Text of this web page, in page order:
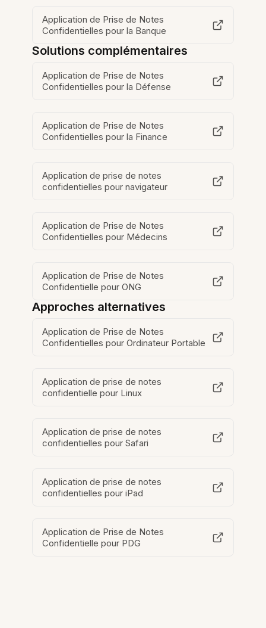
Application de Prise de Notes
Confidentielles pour la Banque
Solutions complémentaires
Application de Prise de Notes
Confidentielles pour la Défense
Application de Prise de Notes
Confidentielles pour la Finance
Application de prise de notes
confidentielles pour navigateur
Application de Prise de Notes
Confidentielles pour Médecins
Application de Prise de Notes
Confidentielle pour ONG
Approches alternatives
Application de Prise de Notes
Confidentielles pour Ordinateur Portable
Application de prise de notes
confidentielle pour Linux
Application de prise de notes
confidentielles pour Safari
Application de prise de notes
confidentielles pour iPad
Application de Prise de Notes
Confidentielle pour PDG